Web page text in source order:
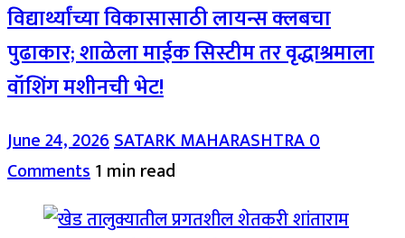
विद्यार्थ्यांच्या विकासासाठी लायन्स क्लबचा
पुढाकार; शाळेला माईक सिस्टीम तर वृद्धाश्रमाला
वॉशिंग मशीनची भेट!
June 24, 2026SATARK MAHARASHTRA0
Comments1 min read